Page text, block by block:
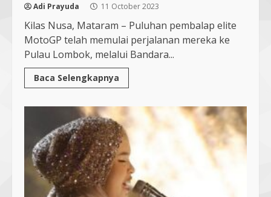
Adi Prayuda 11 October 2023
Kilas Nusa, Mataram – Puluhan pembalap elite
MotoGP telah memulai perjalanan mereka ke
Pulau Lombok, melalui Bandara...
Baca Selengkapnya